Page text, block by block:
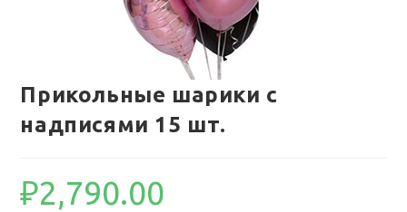
Прикольные шарики с
надписями 15 шт.
₽2,790.00